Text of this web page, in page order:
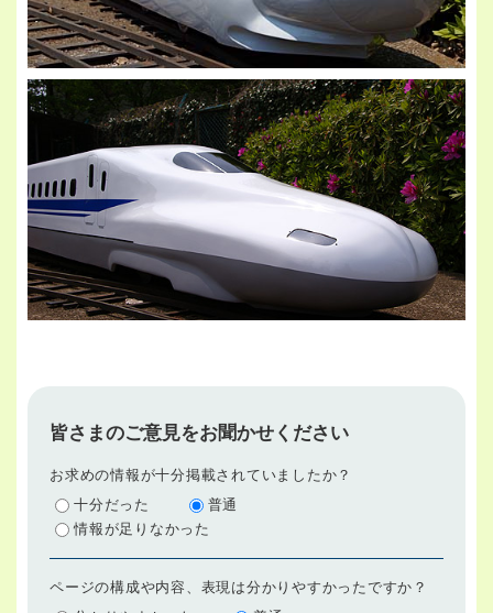
皆さまのご意見をお聞かせください
お求めの情報が十分掲載されていましたか？
十分だった
普通
情報が足りなかった
ページの構成や内容、表現は分かりやすかったですか？